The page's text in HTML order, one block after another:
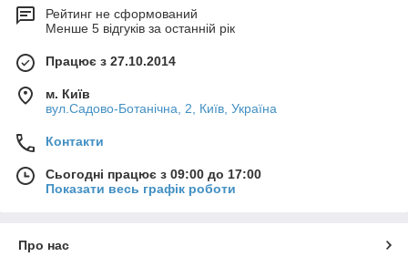
Рейтинг не сформований
Менше 5 відгуків за останній рік
Працює з 27.10.2014
м. Київ
вул.Садово-Ботанічна, 2, Київ, Україна
Контакти
Сьогодні працює з 09:00 до 17:00
Показати весь графік роботи
Про нас